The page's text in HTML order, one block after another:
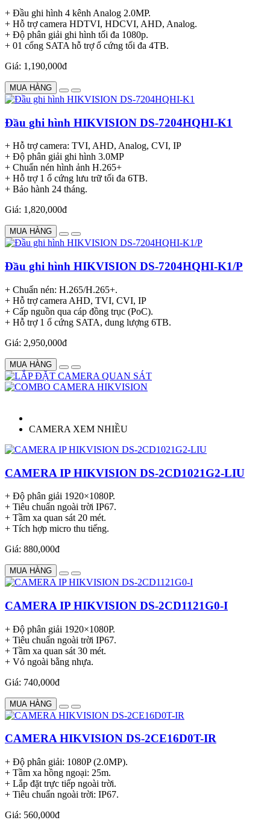
+ Đầu ghi hình 4 kênh Analog 2.0MP.
+ Hỗ trợ camera HDTVI, HDCVI, AHD, Analog.
+ Độ phân giải ghi hình tối đa 1080p.
+ 01 cổng SATA hỗ trợ ổ cứng tối đa 4TB.
Giá: 1,190,000đ
MUA HÀNG
Đầu ghi hình HIKVISION DS-7204HQHI-K1
+ Hỗ trợ camera: TVI, AHD, Analog, CVI, IP
+ Độ phân giải ghi hình 3.0MP
+ Chuẩn nén hình ảnh H.265+
+ Hỗ trợ 1 ổ cứng lưu trữ tối đa 6TB.
+ Bảo hành 24 tháng.
Giá: 1,820,000đ
MUA HÀNG
Đầu ghi hình HIKVISION DS-7204HQHI-K1/P
+ Chuẩn nén: H.265/H.265+.
+ Hỗ trợ camera AHD, TVI, CVI, IP
+ Cấp nguồn qua cáp đồng trục (PoC).
+ Hỗ trợ 1 ổ cứng SATA, dung lượng 6TB.
Giá: 2,950,000đ
MUA HÀNG
CAMERA XEM NHIỀU
CAMERA IP HIKVISION DS-2CD1021G2-LIU
+ Độ phân giải 1920×1080P.
+ Tiêu chuẩn ngoài trời IP67.
+ Tầm xa quan sát 20 mét.
+ Tích hợp micro thu tiếng.
Giá: 880,000đ
MUA HÀNG
CAMERA IP HIKVISION DS-2CD1121G0-I
+ Độ phân giải 1920×1080P.
+ Tiêu chuẩn ngoài trời IP67.
+ Tầm xa quan sát 30 mét.
+ Vỏ ngoài bằng nhựa.
Giá: 740,000đ
MUA HÀNG
CAMERA HIKVISION DS-2CE16D0T-IR
+ Độ phân giải: 1080P (2.0MP).
+ Tầm xa hồng ngoại: 25m.
+ Lắp đặt trực tiếp ngoài trời.
+ Tiêu chuẩn ngoài trời: IP67.
Giá: 560,000đ